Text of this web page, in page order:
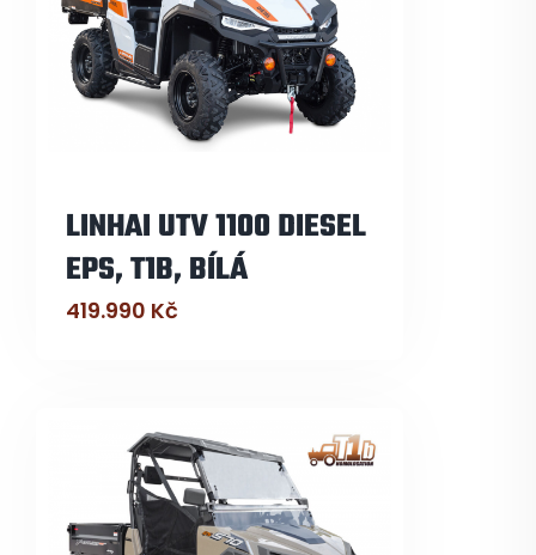
LINHAI UTV 1100 DIESEL
EPS, T1B, BÍLÁ
419.990 Kč